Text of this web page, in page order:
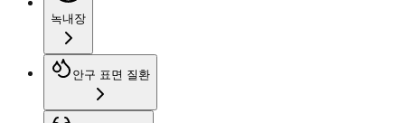
녹내장
안구 표면 질환